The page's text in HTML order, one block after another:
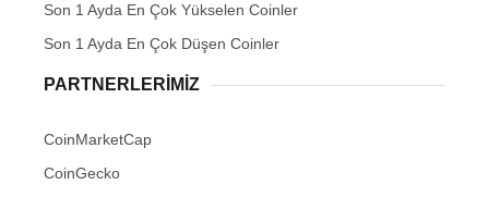
Son 1 Ayda En Çok Yükselen Coinler
Son 1 Ayda En Çok Düşen Coinler
PARTNERLERIMIZ
CoinMarketCap
CoinGecko